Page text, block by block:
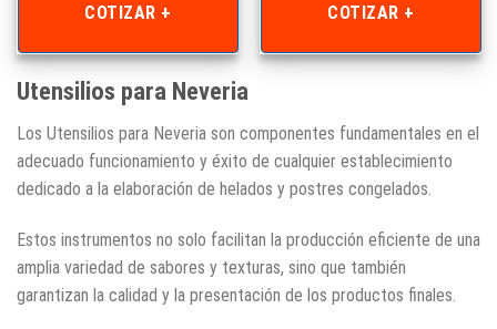
COTIZAR + COTIZAR +
Utensilios para Neveria
Los Utensilios para Neveria son componentes fundamentales en el
adecuado funcionamiento y éxito de cualquier establecimiento
dedicado a la elaboración de helados y postres congelados.
Estos instrumentos no solo facilitan la producción eficiente de una
amplia variedad de sabores y texturas, sino que también
garantizan la calidad y la presentación de los productos finales.